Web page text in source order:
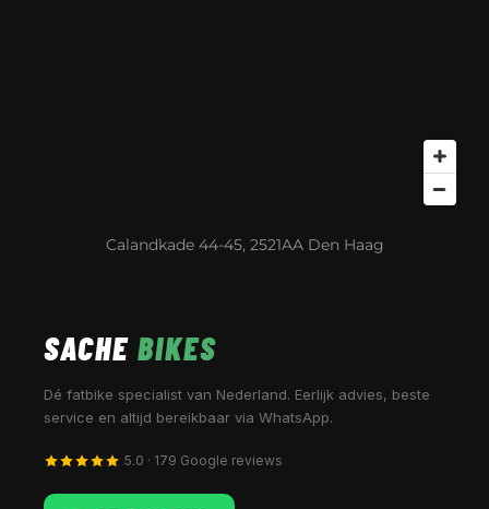
Calandkade 44-45, 2521AA Den Haag
SACHE BIKES
Dé fatbike specialist van Nederland. Eerlijk advies, beste
service en altijd bereikbaar via WhatsApp.
5.0 · 179 Google reviews